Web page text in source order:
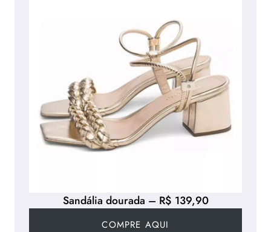
Sandália dourada – R$ 139,90
COMPRE AQUI